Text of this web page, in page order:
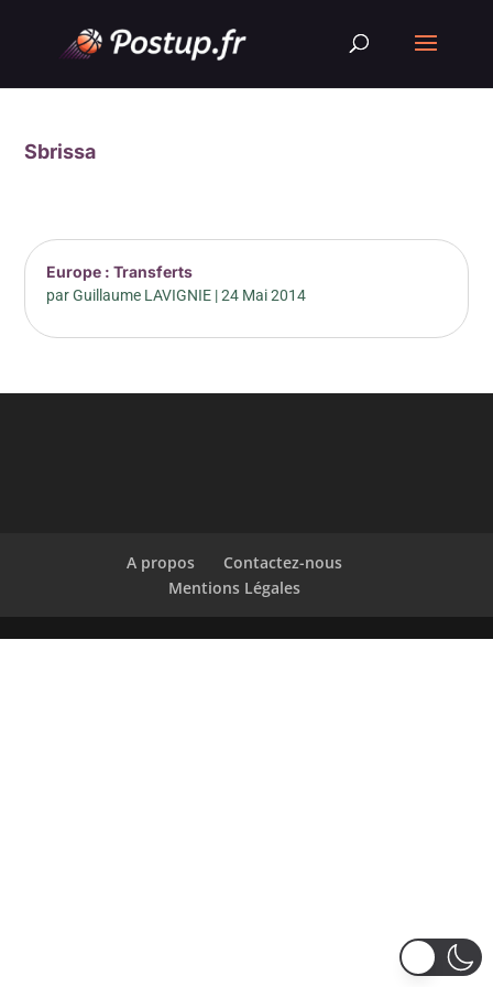
Sbrissa
Europe : Transferts
parGuillaume LAVIGNIE |24 Mai 2014
A propos
Contactez-nous
Mentions Légales